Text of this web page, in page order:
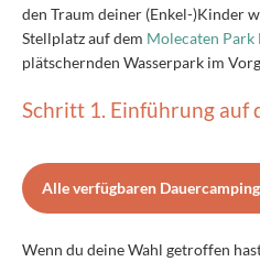
den Traum deiner (Enkel-)Kinder
Stellplatz auf dem Molecaten Park
plätschernden Wasserpark im
Schritt 1. Einführung auf
Alle verfügbaren
Wenn du deine Wahl getroffen